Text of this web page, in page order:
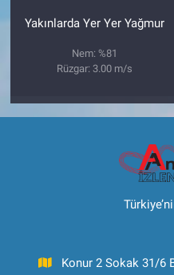
Yakınlarda Yer Yer Yağmur
Nem: %81
Rüzgar: 3.00 m/s
Konur 2 Sokak 31/6